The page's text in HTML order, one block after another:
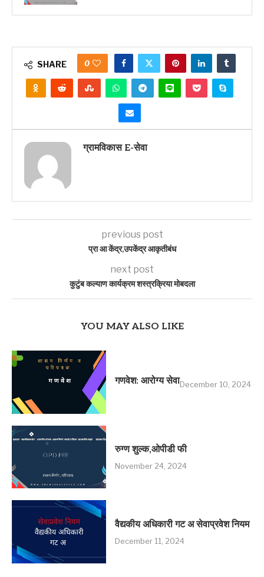
SHARE 0
ग्रामविकास E-सेवा
previous post
प्रा आ केंद्र,उपकेंद्र आकृतीबंध
next post
कुटुंब कल्याण कार्यक्रम शस्त्रक्रिया मोबदला
YOU MAY ALSO LIKE
गणवेश: आरोग्य सेवाDecember 10, 2024
रुग्ण शुल्क,ओपीडी फी
November 24, 2024
वैद्यकीय अधिकारी गट अ सेवाप्रवेश नियम
December 11, 2024